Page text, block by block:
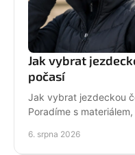
Jak vybrat
počasí
Jak vybrat jezdeckou
Poradíme s
6. srpna 2026